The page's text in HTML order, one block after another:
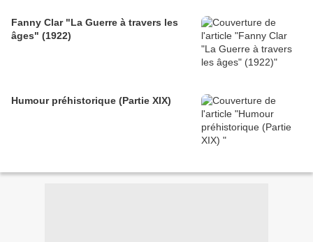
Fanny Clar "La Guerre à travers les
âges" (1922)
Humour préhistorique (Partie XIX)